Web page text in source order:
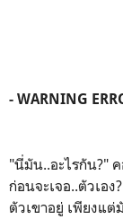
- WARNING
"นี่มัน..อะไรกัน?"
ก่อนจะเจอ..ตัวเอ
ตัวเขาอยู่ เพียงแ